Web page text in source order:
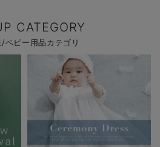
CATEGORY
ベビー用品カテゴリ